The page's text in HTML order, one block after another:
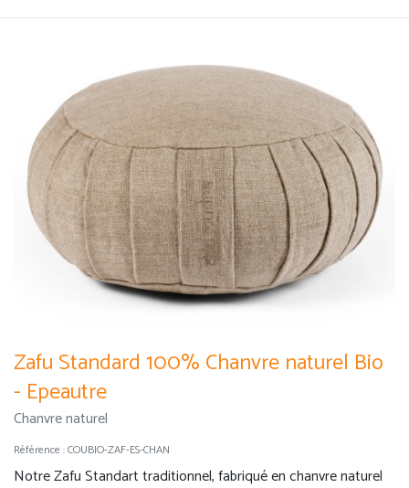
Zafu Standard 100% Chanvre naturel Bio
- Epeautre
Chanvre naturel
Référence :COUBIO-ZAF-ES-CHAN
Notre Zafu Standart traditionnel, fabriqué en chanvre naturel